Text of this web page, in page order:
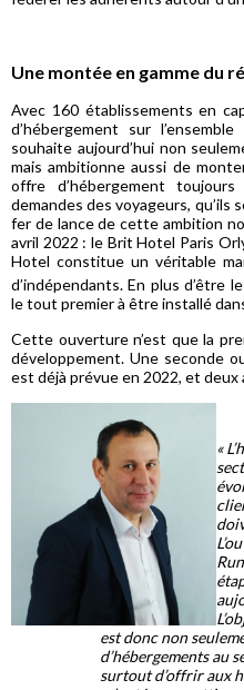
Une montée en gamme du
Avec 160 établissements en
d’hébergement sur
souhaite aujourd’hui non
mais ambitionne aussi de
offre d’hébergement
demandes des voyageurs, qu’ils
fer de lance de cette ambition
avril 2022 : le Brit Hotel Paris
Hotel constitue un véritable
d’indépendants. En plus d’être
le tout premier à être installé
Cette ouverture n’est que la
développement. Une seconde
est déjà prévue en 2022, et
«
est donc non
d’hébergements au
surtout d’offrir aux